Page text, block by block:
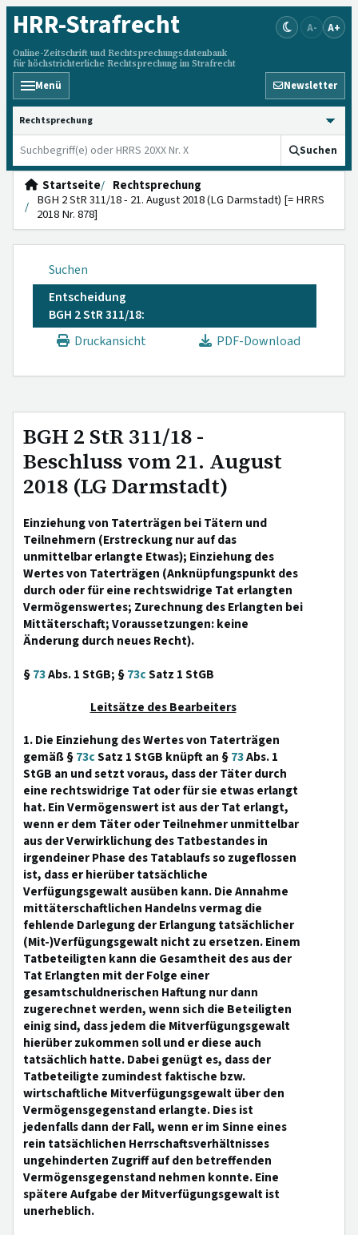
HRR-Strafrecht
Online-Zeitschrift und Rechtsprechungsdatenbank
für höchstrichterliche Rechtsprechung im Strafrecht
A- A+
Menü Newsletter
HRRS durchsuchen
Suchen
Startseite
Rechtsprechung
BGH 2 StR 311/18 - 21. August 2018 (LG Darmstadt) [= HRRS
2018 Nr. 878]
Suchen
Entscheidung
BGH 2 StR 311/18:
Druckansicht
PDF-Download
BGH 2 StR 311/18 -
Beschluss vom 21. August
2018 (LG Darmstadt)
Einziehung von Taterträgen bei Tätern und
Teilnehmern (Erstreckung nur auf das
unmittelbar erlangte Etwas); Einziehung des
Wertes von Taterträgen (Anknüpfungspunkt des
durch oder für eine rechtswidrige Tat erlangten
Vermögenswertes; Zurechnung des Erlangten bei
Mittäterschaft; Voraussetzungen: keine
Änderung durch neues Recht).
§73Abs. 1 StGB; §73cSatz 1 StGB
Leitsätze des Bearbeiters
1. Die Einziehung des Wertes von Taterträgen
gemäß §73cSatz 1 StGB knüpft an §73Abs. 1
StGB an und setzt voraus, dass der Täter durch
eine rechtswidrige Tat oder für sie etwas erlangt
hat. Ein Vermögenswert ist aus der Tat erlangt,
wenn er dem Täter oder Teilnehmer unmittelbar
aus der Verwirklichung des Tatbestandes in
irgendeiner Phase des Tatablaufs so zugeflossen
ist, dass er hierüber tatsächliche
Verfügungsgewalt ausüben kann. Die Annahme
mittäterschaftlichen Handelns vermag die
fehlende Darlegung der Erlangung tatsächlicher
(Mit-)Verfügungsgewalt nicht zu ersetzen. Einem
Tatbeteiligten kann die Gesamtheit des aus der
Tat Erlangten mit der Folge einer
gesamtschuldnerischen Haftung nur dann
zugerechnet werden, wenn sich die Beteiligten
einig sind, dass jedem die Mitverfügungsgewalt
hierüber zukommen soll und er diese auch
tatsächlich hatte. Dabei genügt es, dass der
Tatbeteiligte zumindest faktische bzw.
wirtschaftliche Mitverfügungsgewalt über den
Vermögensgegenstand erlangte. Dies ist
jedenfalls dann der Fall, wenn er im Sinne eines
rein tatsächlichen Herrschaftsverhältnisses
ungehinderten Zugriff auf den betreffenden
Vermögensgegenstand nehmen konnte. Eine
spätere Aufgabe der Mitverfügungsgewalt ist
unerheblich.